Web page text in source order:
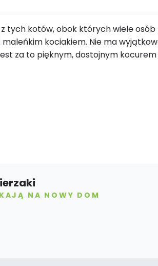
tych kotów, obok których wiele
maleńkim kociakiem. Nie ma
za to pięknym, dostojnym
NA NOWY DOM